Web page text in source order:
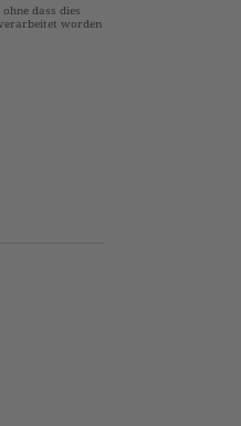
dass dies
worden